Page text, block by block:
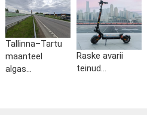
Tallinna–Tartu
maanteel
algas...
Raske avarii
teinud...